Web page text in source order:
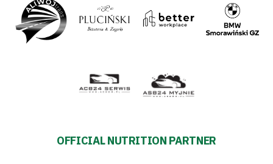
OFFICIAL NUTRITION PARTNER